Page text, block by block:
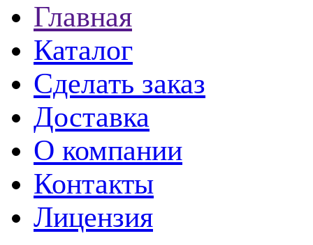
Главная
Каталог
Сделать заказ
Доставка
О компании
Контакты
Лицензия